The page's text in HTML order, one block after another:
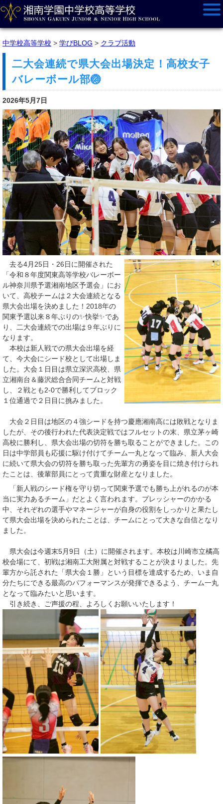
中学校高等学校 > 学びBLOG > クラブ活動
二大会連続で県大会出場決定！高校女子
バレーボール部🏐
2026年5月7日
去る4月25日・26日に開催された
「令和８年度関東高等学校バレーボー
ル神奈川県予選湘南地区予選会」にお
いて、高校チームは２大会連続となる
県大会出場を決めました！2018年の
関東予選以来８年ぶりの✨快挙✨であ
り、二大会連続での出場は９年ぶりに
なります。
本校は新人戦での県大会出場を経
て、今大会にシード校として出場しま
した。大会１日目は県立深沢高校、県
立湘南台＆藤沢総合合同チームと対戦
し、２戦とも2-0で勝利してブロック
１位通過で２日目に挑みました。
大会２日目は地区の４強シードを持つ慶應湘南高には敗戦となりま
したが、その後行われた代表決定戦ではフルセットの末、県立茅ヶ崎
高校に勝利し、県大会出場の切符を勝ち取ることができました。この
日は中学部員も応援に駆け付けてチーム一丸となって臨み、新人大会
に続いて県大会の切符を勝ち取った先輩方の勇姿を目に焼き付けられ
たことは、後輩部員にとって貴重な財産となりました。
「新人戦のシード権を守り切って関東予選でも勝ち上がれるのが本
当に実力あるチーム」だとよく言われます。プレッシャーのかかる
中、それぞれの選手やマネージャーが自身の役割をしっかりと果たし
て県大会出場を決められたことは、チームにとって大きな自信となり
ました。
県大会は今週末5月9日（土）に開催されます。本校は川崎市立橘高
校会場にて、初戦は湘南工大附属と対戦することが決まりました。先
輩方から託された「県大会１勝」という目標を達成するため、いま自
分たちにできる最高のパフォーマンスが発揮できるよう、チーム一丸
となって臨みたいと思います。
引き続き、ご声援の程、よろしくお願いいたします！